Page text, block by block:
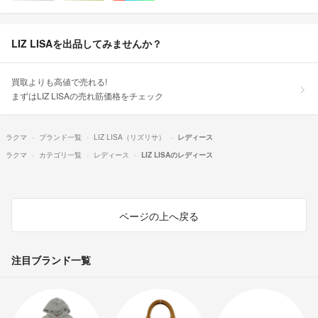
LIZ LISAを出品してみませんか？
買取よりも高値で売れる!
まずはLIZ LISAの売れ筋価格をチェック
ラクマ ブランド一覧 LIZ LISA（リズリサ）
レディース
ラクマ
カテゴリ一覧 レディース LIZ LISAのレディース
ページの上へ戻る
注目ブランド一覧